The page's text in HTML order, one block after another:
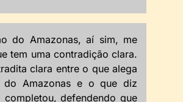
do Amazonas, aí sim, me
tem uma contradição clara.
clara entre o que alega
do Amazonas e o que diz
completou, defendendo que